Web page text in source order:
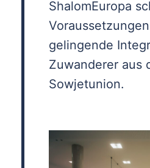
Shalom­Europa
gelingende
Zuwanderer aus
Sowjetunion.